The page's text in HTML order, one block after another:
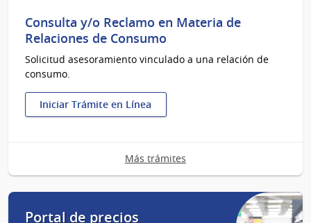
Consulta y/o Reclamo en Materia de
Relaciones de Consumo
Solicitud asesoramiento vinculado a una relación de
consumo.
Iniciar Trámite en Línea
:
Reclamo
en
Relaciones
Más trámites
Portal de precios